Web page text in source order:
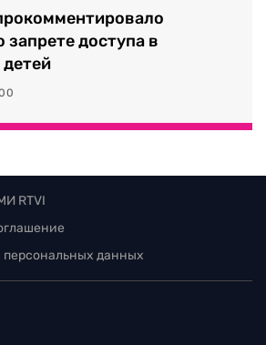
доступа в
RTVI
персональных данных